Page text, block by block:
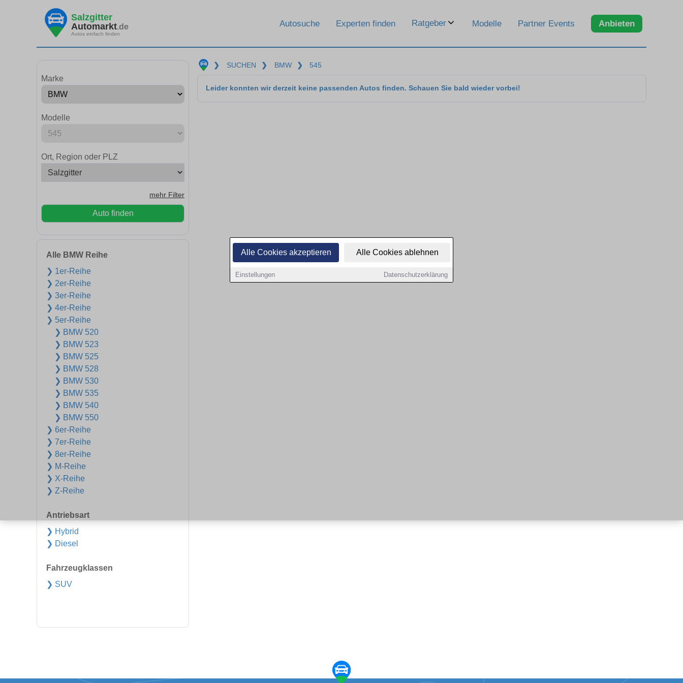
Alle Cookies akzeptieren Alle Cookies ablehnen
Einstellungen Datenschutzerklärung
Salzgitter
Automarkt.de
Autos einfach finden
Autosuche Experten finden Ratgeber Modelle Partner Events Anbieten
Marke
Modelle
Ort, Region oder PLZ
mehr Filter
Auto finden
Alle BMW Reihe
❯ 1er-Reihe
❯ 2er-Reihe
❯ 3er-Reihe
❯ 4er-Reihe
❯ 5er-Reihe
❯ BMW 520
❯ BMW 523
❯ BMW 525
❯ BMW 528
❯ BMW 530
❯ BMW 535
❯ BMW 540
❯ BMW 550
❯ 6er-Reihe
❯ 7er-Reihe
❯ 8er-Reihe
❯ M-Reihe
❯ X-Reihe
❯ Z-Reihe
Antriebsart
❯ Hybrid
❯ Diesel
Fahrzeugklassen
❯ SUV
❯ SUCHEN ❯ BMW ❯ 545
Leider konnten wir derzeit keine passenden Autos finden. Schauen Sie bald wieder vorbei!